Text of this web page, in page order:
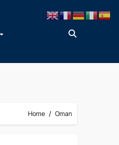
Home Oman